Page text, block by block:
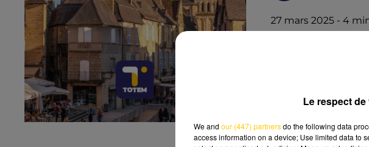
27 mars 2025 - 4
Ecoutez sur Totem
Nord du Lot et le
nos journalistes sur
Le respect
We and our (447) partnersdo the following data
access information on a device; Use limited data to